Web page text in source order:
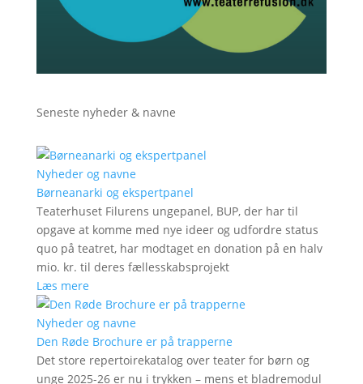
Seneste nyheder & navne
Nyheder og navne
Børneanarki og ekspertpanel
Teaterhuset Filurens ungepanel, BUP, der har til
opgave at komme med nye ideer og udfordre status
quo på teatret, har modtaget en donation på en halv
mio. kr. til deres fællesskabsprojekt
Læs mere
Nyheder og navne
Den Røde Brochure er på trapperne
Det store repertoirekatalog over teater for børn og
unge 2025-26 er nu i trykken – mens et bladremodul